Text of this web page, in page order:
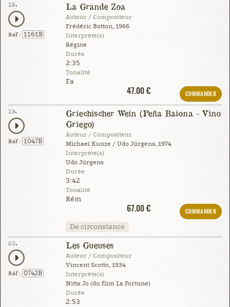
18.
Réf : 1161B
La Grande Zoa
Auteur / Compositeur
Frédéric Botton, 1966
Interprète(s)
Régine
Durée
2:35
Tonalité
Fa
47.00 €
COMMANDER
19.
Réf : 1047B
Griechischer Wein (Peña Baiona - Vino
Griego)
Auteur / Compositeur
Michael Kunze / Udo Jürgens, 1974
Interprète(s)
Udo Jürgens
Durée
3:42
Tonalité
Rém
67.00 €
COMMANDER
De circonstance
20.
Réf : 0742B
Les Gueuses
Auteur / Compositeur
Vincent Scotto, 1934
Interprète(s)
Nitta Jo (du film La Fortune)
Durée
2:53